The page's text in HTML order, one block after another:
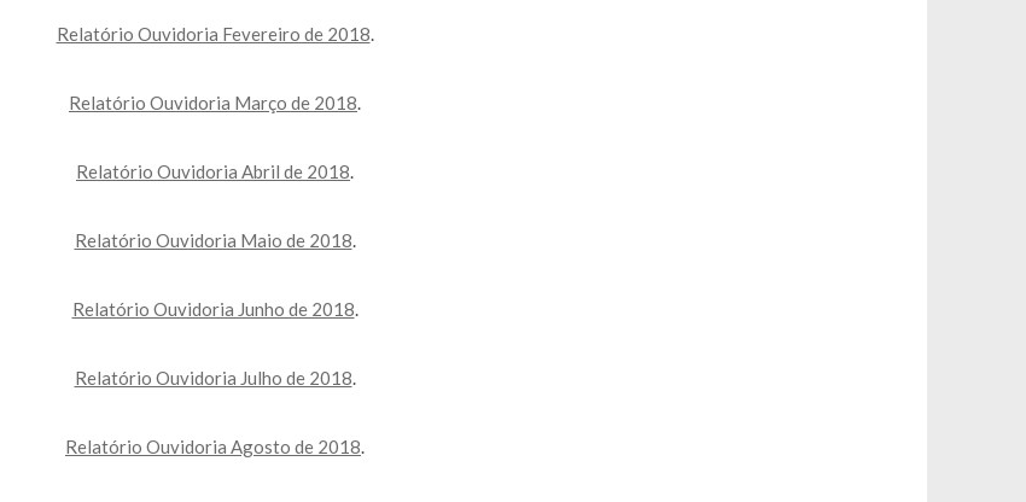
Relatório Ouvidoria Fevereiro de 2018.
Relatório Ouvidoria Março de 2018.
Relatório Ouvidoria Abril de 2018.
Relatório Ouvidoria Maio de 2018.
Relatório Ouvidoria Junho de 2018.
Relatório Ouvidoria Julho de 2018.
Relatório Ouvidoria Agosto de 2018.